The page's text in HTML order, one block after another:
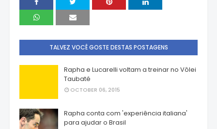
TALVEZ VOCÊ GOSTE DESTAS POSTAGENS
Rapha e Lucarelli voltam a treinar no Vôlei
Taubaté
OCTOBER 06, 2015
Rapha conta com 'experiência italiana'
para ajudar o Brasil